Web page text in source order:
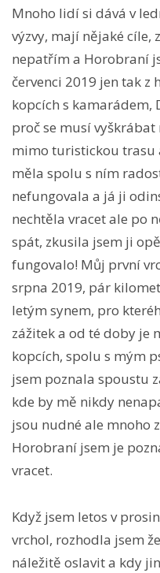
Mnoho lidí si dává v
výzvy, mají nějaké cíle,
nepatřím a Horobraní
červenci 2019 jen tak z
kopcích s kamarádem,
proč se musí vyškrábat
mimo turistickou trasu
měla spolu s ním
nefungovala a já ji
nechtěla vracet ale po
spát, zkusila jsem ji
fungovalo! Můj první
srpna 2019, pár
letým synem, pro
zážitek a od té doby je
kopcích, spolu s mým
jsem poznala spoustu
kde by mě nikdy
jsou nudné ale mnoho
Horobraní jsem je
vracet.
Když jsem letos v
vrchol, rozhodla jsem
náležitě oslavit a kdy